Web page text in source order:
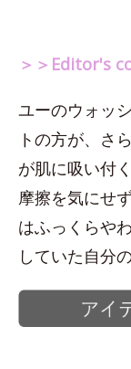
＞＞Editor's
ユーのウォッ
トの方が、さ
が肌に吸い付
摩擦を気にせ
はふっくらや
していた自分